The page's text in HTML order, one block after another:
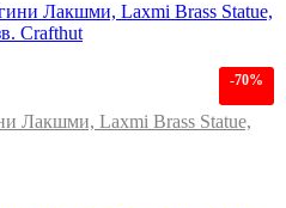
-70%
Лакшми, Laxmi Brass Statue,